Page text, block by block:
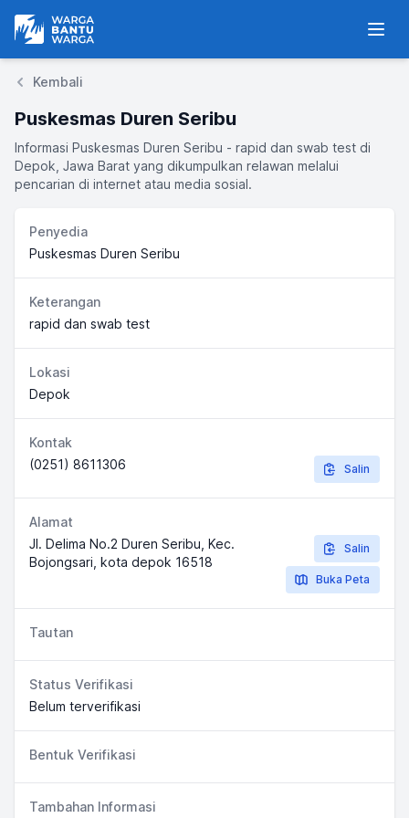
Warga Bantu Warga
Kembali
Puskesmas Duren Seribu
Informasi Puskesmas Duren Seribu - rapid dan swab test di
Depok, Jawa Barat yang dikumpulkan relawan melalui
pencarian di internet atau media sosial.
Penyedia
Puskesmas Duren Seribu
Keterangan
rapid dan swab test
Lokasi
Depok
Kontak
(0251) 8611306
Salin
Alamat
Jl. Delima No.2 Duren Seribu, Kec.
Bojongsari, kota depok 16518
Salin
Buka Peta
Tautan
Status Verifikasi
Belum terverifikasi
Bentuk Verifikasi
Tambahan Informasi